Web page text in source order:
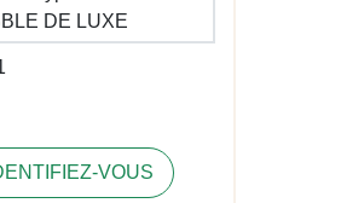
VOUS